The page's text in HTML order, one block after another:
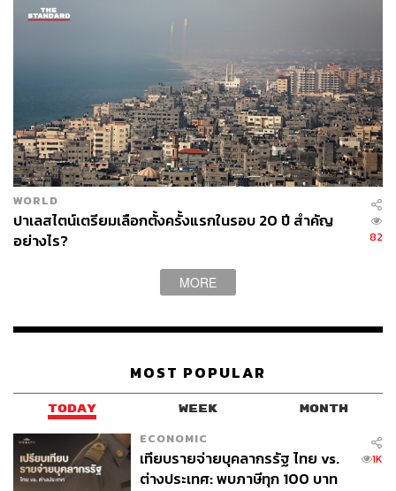
WORLD
ปาเลสไตน์เตรียมเลือกตั้งครั้งแรกในรอบ 20 ปี สำคัญ
อย่างไร?
82
MORE
MOST POPULAR
TODAY WEEK MONTH
ECONOMIC
เทียบรายจ่ายบุคลากรรัฐ ไทย vs.
ต่างประเทศ: พบภาษีทุก 100 บาท
1K